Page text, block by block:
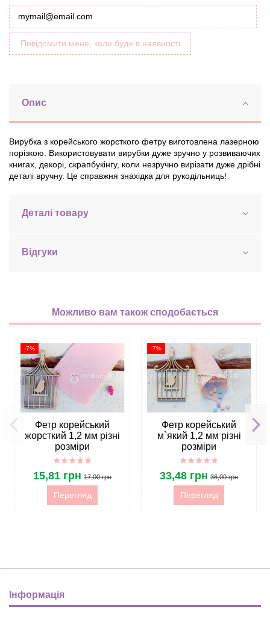
Повідомити мене, коли буде в наявності
Опис
Вирубка з корейського жорсткого фетру виготовлена лазерною
порізкою. Використовувати вирубки дуже зручно у розвиваючих
книгах, декорі, скрапбукінгу, коли незручно вирізати дуже дрібні
деталі вручну. Це справжня знахідка для рукодільниць!
Деталі товару
Відгуки
Можливо вам також сподобається
-7%
Фетр корейський
жорсткий 1,2 мм різні
розміри
15,81 грн 17,00 грн
Перегляд
-7%
Фетр корейський
м`який 1,2 мм різні
розміри
33,48 грн 36,00 грн
Перегляд
Інформація